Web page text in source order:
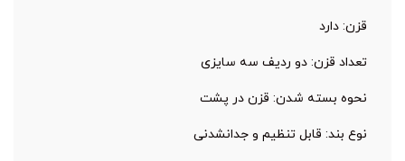
قزن: دارد
تعداد قزن: دو ردیف سه سایزی
نحوه بسته شدن: قزن در پشت
نوع بند: قابل تنظیم و جدا‌نشدنی